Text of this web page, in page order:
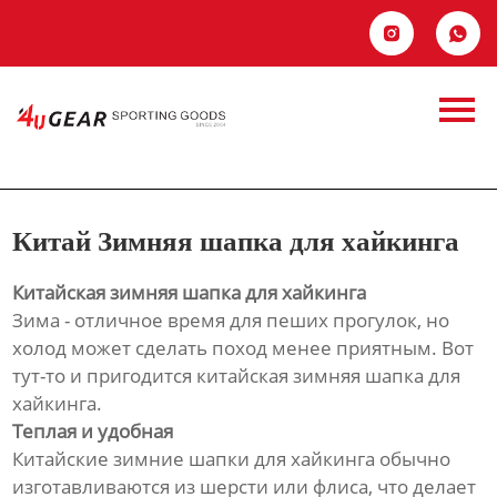
 
Контакты
Китай Зимняя
шапка для
хайкинга
Китай Зимняя шапка для хайкинга
Китайская зимняя шапка для хайкинга
Зима - отличное время для пеших прогулок, но
холод может сделать поход менее приятным. Вот
тут-то и пригодится китайская зимняя шапка для
хайкинга.
Теплая и удобная
Китайские зимние шапки для хайкинга обычно
изготавливаются из шерсти или флиса, что делает